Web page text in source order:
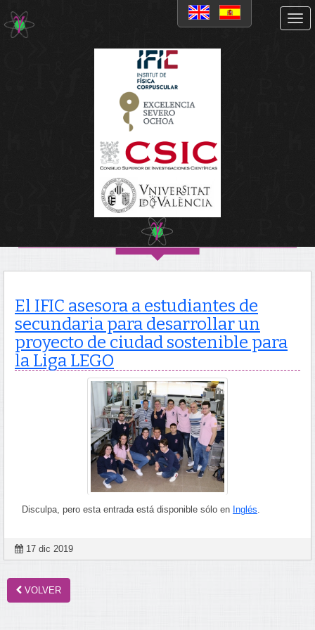
El IFIC asesora a
estudiantes de secundaria
para desarrollar un
proyecto de ciudad sostenible
para la Liga LEGO
El IFIC asesora a estudiantes de
secundaria para desarrollar un
proyecto de ciudad sostenible para
la Liga LEGO
Disculpa, pero esta entrada está disponible sólo en Inglés
17 dic 2019
VOLVER